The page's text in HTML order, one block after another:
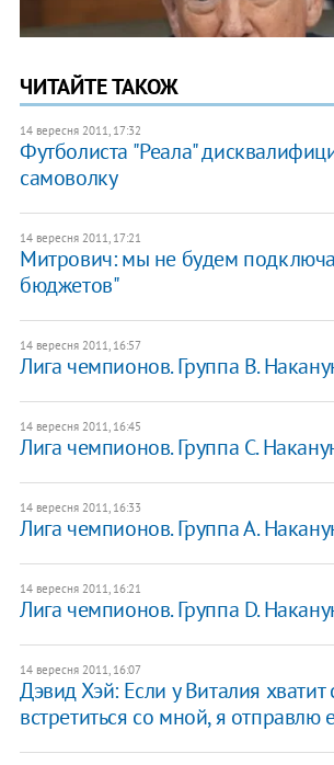
ЧИТАЙТЕ ТАКОЖ
14 вересня 2011, 17:32
Футболиста "Реала"
самоволку
14 вересня 2011, 17:21
Митрович: мы не будем
бюджетов"
14 вересня 2011, 16:57
Лига чемпионов. Группа В.
14 вересня 2011, 16:45
Лига чемпионов. Группа С.
14 вересня 2011, 16:33
Лига чемпионов. Группа А.
14 вересня 2011, 16:21
Лига чемпионов. Группа D.
14 вересня 2011, 16:07
Дэвид Хэй: Если у Виталия хватит
встретиться со мной, я отправлю